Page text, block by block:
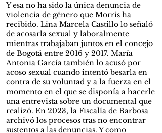
Y esa no ha sido la única denuncia de
violencia de género que Morris ha
recibido. Lina Marcela Castillo lo señaló
de acosarla sexual y laboralmente
mientras trabajaban juntos en el concejo
de Bogotá entre 2016 y 2017. María
Antonia García también lo acusó por
acoso sexual cuando intentó besarla en
contra de su voluntad y a la fuerza en el
momento en el que se disponía a hacerle
una entrevista sobre un documental que
realizó. En 2023, la Fiscalía de Barbosa
archivó los procesos tras no encontrar
sustentos a las denuncias. Y como